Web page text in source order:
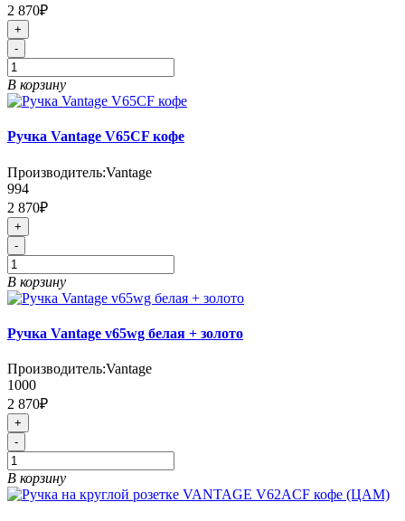
2 870₽
+
-
В корзину
Ручка Vantage V65CF кофе
Производитель:Vantage
994
2 870₽
+
-
В корзину
Ручка Vantage v65wg белая + золото
Производитель:Vantage
1000
2 870₽
+
-
В корзину